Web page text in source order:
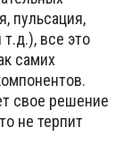
пульсация,
все это
самих
свое решение
не терпит